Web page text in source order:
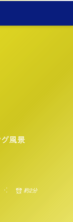
風景
約2分